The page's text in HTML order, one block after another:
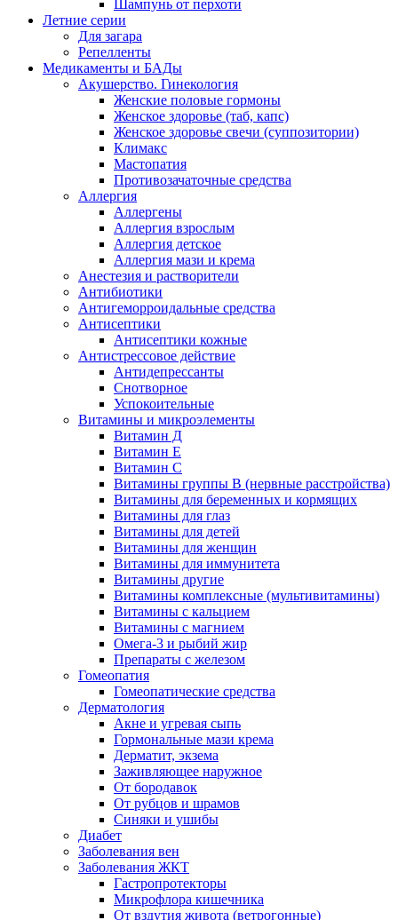
Шампунь от перхоти
Летние серии
Для загара
Репелленты
Медикаменты и БАДы
Акушерство. Гинекология
Женские половые гормоны
Женское здоровье (таб, капс)
Женское здоровье свечи (суппозитории)
Климакс
Мастопатия
Противозачаточные средства
Аллергия
Аллергены
Аллергия взрослым
Аллергия детское
Аллергия мази и крема
Анестезия и растворители
Антибиотики
Антигеморроидальные средства
Антисептики
Антисептики кожные
Антистрессовое действие
Антидепрессанты
Снотворное
Успокоительные
Витамины и микроэлементы
Витамин Д
Витамин Е
Витамин С
Витамины группы В (нервные расстройства)
Витамины для беременных и кормящих
Витамины для глаз
Витамины для детей
Витамины для женщин
Витамины для иммунитета
Витамины другие
Витамины комплексные (мультивитамины)
Витамины с кальцием
Витамины с магнием
Омега-3 и рыбий жир
Препараты с железом
Гомеопатия
Гомеопатические средства
Дерматология
Акне и угревая сыпь
Гормональные мази крема
Дерматит, экзема
Заживляющее наружное
От бородавок
От рубцов и шрамов
Синяки и ушибы
Диабет
Заболевания вен
Заболевания ЖКТ
Гастропротекторы
Микрофлора кишечника
От вздутия живота (ветрогонные)